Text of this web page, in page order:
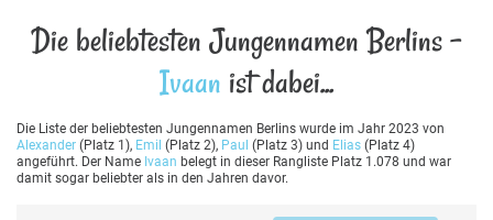
Die beliebtesten Jungennamen Berlins -
Ivaan ist dabei...
Die Liste der beliebtesten Jungennamen Berlins wurde im Jahr 2023 von
Alexander (Platz 1), Emil (Platz 2), Paul (Platz 3) und Elias (Platz 4)
angeführt. Der Name Ivaan belegt in dieser Rangliste Platz 1.078 und war
damit sogar beliebter als in den Jahren davor.